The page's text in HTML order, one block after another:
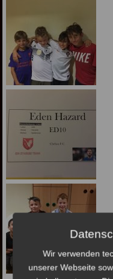
Wir verwenden
unserer Webseite